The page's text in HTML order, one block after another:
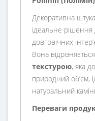
Декоративна
ідеальне
довговічних
Вона
текстурою, яка
природний об’єм,
натуральний
Переваги